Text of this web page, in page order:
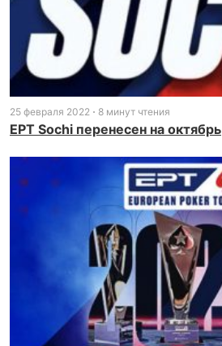
25 февраля 2022 8 минут чтения
EPT Sochi перенесен на октябрь